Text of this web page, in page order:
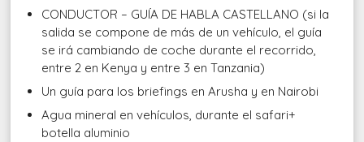
CONDUCTOR – GUÍA DE HABLA CASTELLANO (si la
salida se compone de más de un vehículo, el guía
se irá cambiando de coche durante el recorrido,
entre 2 en Kenya y entre 3 en Tanzania)
Un guía para los briefings en Arusha y en Nairobi
Agua mineral en vehículos, durante el safari+
botella aluminio